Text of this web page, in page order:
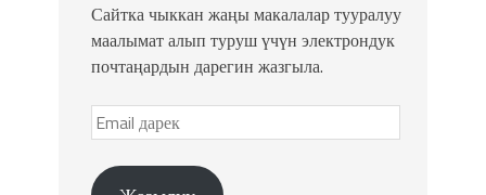
Сайтка чыккан жаңы макалалар тууралуу
маалымат алып туруш үчүн электрондук
почтаңардын дарегин жазгыла.